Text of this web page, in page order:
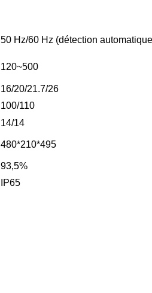
50 Hz/60 Hz (détection
120~500
16/20/21.7/26
100/110
14/14
480*210*495
93,5%
IP65